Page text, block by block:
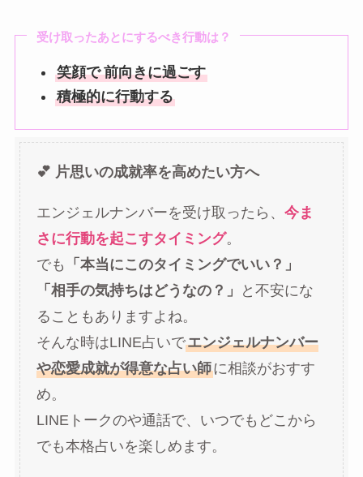
受け取ったあとにするべき行動は？
笑顔で 前向きに過ごす
積極的に行動する
💕 片思いの成就率を高めたい方へ
エンジェルナンバーを受け取ったら、 今ま
さに行動を起こすタイミング。
でも
「本当にこのタイミングでいい？」
「相手の気持ちはどうなの？」
と不安にな
ることもありますよね。
そんな時はLINE占いでエンジェルナンバー
や恋愛成就が得意な占い師に相談がおすす
め。
LINEトークのや通話で、いつでもどこから
でも本格占いを楽しめます。